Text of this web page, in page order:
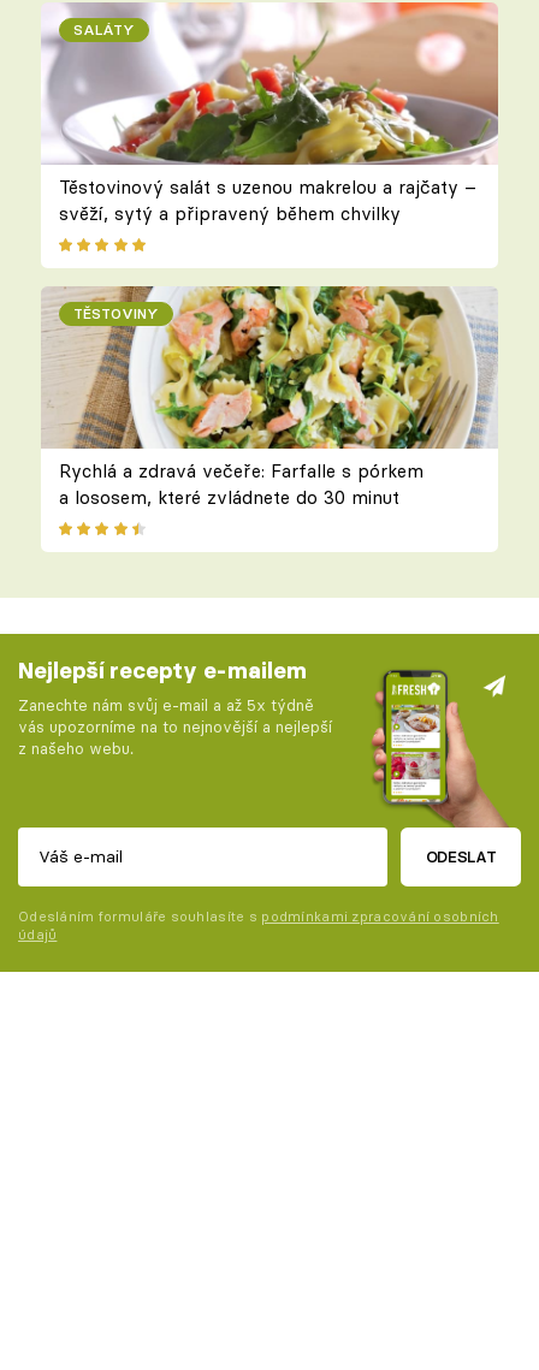
SALÁTY
Těstovinový salát s uzenou makrelou a rajčaty –
svěží, sytý a připravený během chvilky
TĚSTOVINY
Rychlá a zdravá večeře: Farfalle s pórkem
a lososem, které zvládnete do 30 minut
Nejlepší recepty e-mailem
Zanechte nám svůj e-mail a až 5x týdně
vás upozorníme na to nejnovější a nejlepší
z našeho webu.
ODESLAT
Odesláním formuláře souhlasíte s podmínkami zpracování osobních
údajů